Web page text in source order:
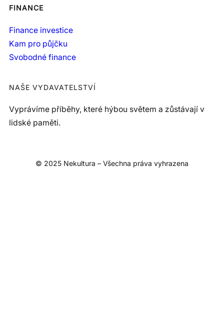
FINANCE
Finance investice
Kam pro půjčku
Svobodné finance
NAŠE VYDAVATELSTVÍ
Vyprávíme příběhy, které hýbou světem a zůstávají v
lidské paměti.
© 2025 Nekultura – Všechna práva vyhrazena